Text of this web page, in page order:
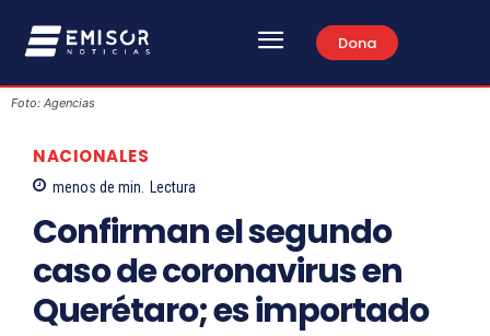
Dona
Foto: Agencias
NACIONALES
menos de min. Lectura
Confirman el segundo
caso de coronavirus en
Querétaro; es importado